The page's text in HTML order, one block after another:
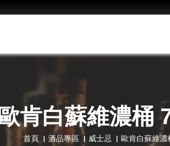
歐肯白蘇維濃桶
首頁 酒品專區 威士忌 歐肯白蘇維濃